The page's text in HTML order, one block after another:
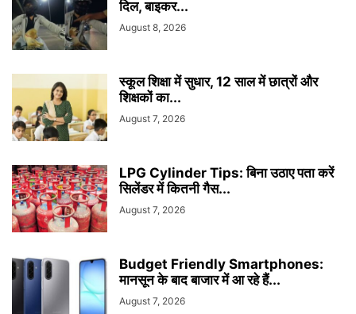
दिल, बाइकर...
August 8, 2026
स्कूल शिक्षा में सुधार, 12 साल में छात्रों और
शिक्षकों का...
August 7, 2026
LPG Cylinder Tips: बिना उठाए पता करें
सिलेंडर में कितनी गैस...
August 7, 2026
Budget Friendly Smartphones:
मानसून के बाद बाजार में आ रहे हैं...
August 7, 2026